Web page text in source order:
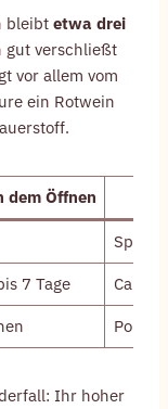
bleibt etwa drei
gut verschließt
vor allem vom
ein Rotwein
dem Öffnen
7 Tage
Ihr hoher